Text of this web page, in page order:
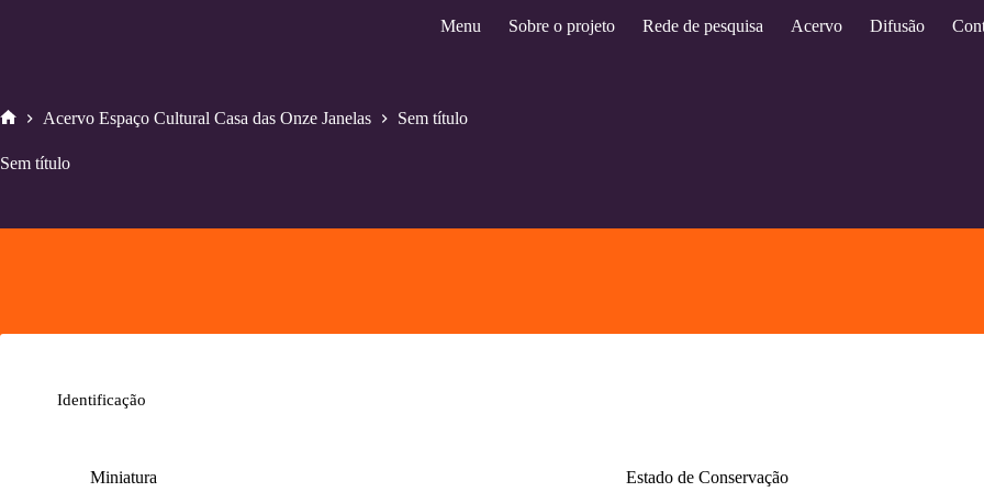
Menu Sobre o projeto Rede de pesquisa Acervo Difusão
Acervo Espaço Cultural Casa das Onze Janelas Sem título
Sem título
Identificação
Miniatura Estado de Conservação